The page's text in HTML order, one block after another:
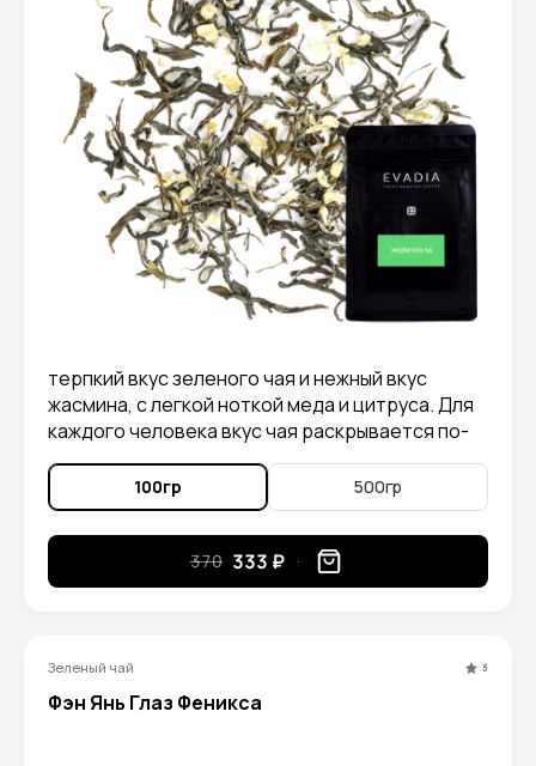
терпкий вкус зеленого чая и нежный вкус
жасмина, с легкой ноткой меда и цитруса. Для
каждого человека вкус чая раскрывается по-
своему, для кого-то он отдает инжиром, для
кого-то имбирем, а кто-то находит в нем вкус
корицы.
100гр 500гр
370 333 ₽
Зеленый чай 5
Фэн Янь Глаз Феникса